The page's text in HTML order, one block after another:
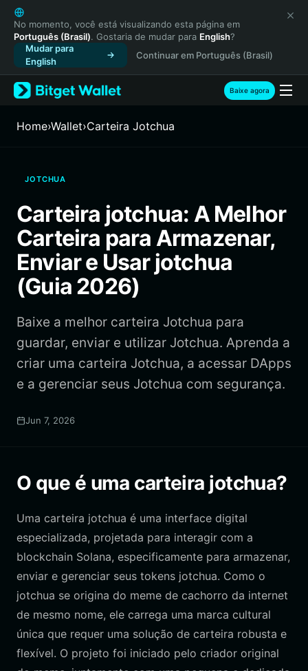
English
日本語
Tiếng Việt
Русский
Español (Latinoamérica)
Türkçe
Français
繁體中文
Bahasa Indonesia
ภาษาไทย
हिन्दी
Español
Português (Brasil)
No momento, você está visualizando esta página em
Português (Brasil). Gostaria de mudar para English?
Mudar para
English
Continuar em Português (Brasil)
Baixe agora
Home›Wallet›Carteira Jotchua
JOTCHUA
Carteira jotchua: A Melhor
Carteira para Armazenar,
Enviar e Usar jotchua
(Guia 2026)
Baixe a melhor carteira Jotchua para
guardar, enviar e utilizar Jotchua. Aprenda a
criar uma carteira Jotchua, a acessar DApps
e a gerenciar seus Jotchua com segurança.
Jun 7, 2026
O que é uma carteira jotchua?
Uma carteira jotchua é uma interface digital
especializada, projetada para interagir com a
blockchain Solana, especificamente para armazenar,
enviar e gerenciar seus tokens jotchua. Como o
jotchua se origina do meme de cachorro da internet
de mesmo nome, ele carrega uma marca cultural
única que requer uma solução de carteira robusta e
flexível. O projeto foi iniciado pelo criador original